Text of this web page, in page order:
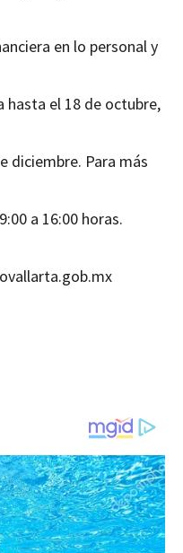
en lo personal y
hasta el 18 de octubre,
diciembre. Para más
a 16:00 horas.